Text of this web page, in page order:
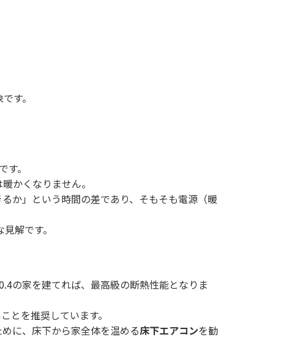
す。
。
かくなりません。
か」という時間の差であり、そもそも電源（暖
解です。
の家を建てれば、最高級の断熱性能となりま
とを推奨しています。
に、床下から家全体を温める床下エアコンを勧